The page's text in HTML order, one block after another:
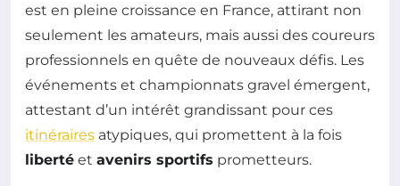
est en pleine croissance en France, attirant non
seulement les amateurs, mais aussi des coureurs
professionnels en quête de nouveaux défis. Les
événements et championnats gravel émergent,
attestant d’un intérêt grandissant pour ces
itinéraires atypiques, qui promettent à la fois
liberté et avenirs sportifs prometteurs.